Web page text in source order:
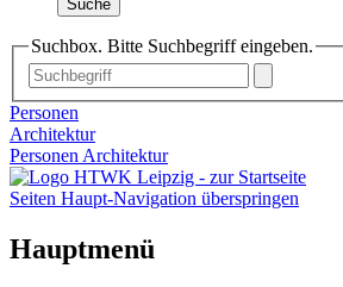
Suche
Suchbox. Bitte Suchbegriff eingeben.
Personen
Architektur
Personen Architektur
Seiten Haupt-Navigation überspringen
Hauptmenü